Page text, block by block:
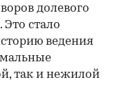
долевого
Это стало
ведения
так и нежилой